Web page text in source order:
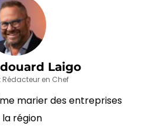
Laigo
Rédacteur en Chef
marier des entreprises
la région